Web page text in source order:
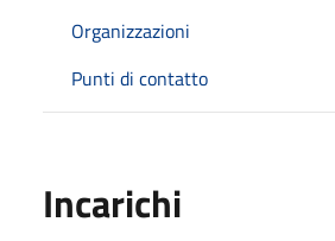
Organizzazioni
Punti di contatto
Incarichi